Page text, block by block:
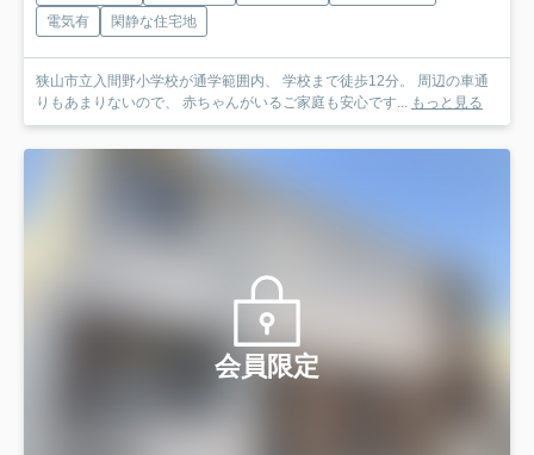
電気有
閑静な住宅地
狭山市立入間野小学校が通学範囲内、 学校まで徒歩12分。 周辺の車通
りもあまりないので、 赤ちゃんがいるご家庭も安心です... もっと見る
会員限定